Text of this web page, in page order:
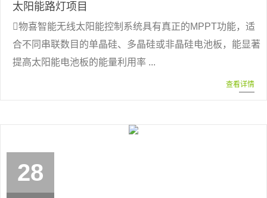
太阳能路灯项目
物喜智能无线太阳能控制系统具有真正的MPPT功能，适
合不同串联数目的单晶硅、多晶硅或非晶硅电池板，能显著
提高太阳能电池板的能量利用率 ...
查看详情
28